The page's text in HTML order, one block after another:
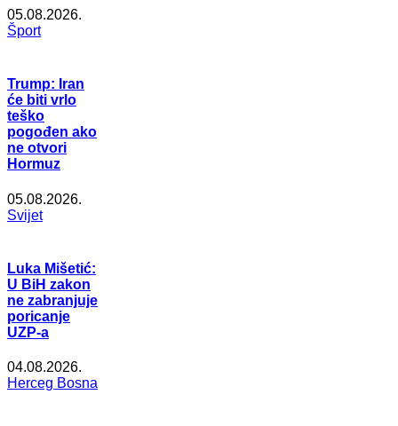
05.08.2026.
Šport
Trump: Iran
će biti vrlo
teško
pogođen ako
ne otvori
Hormuz
05.08.2026.
Svijet
Luka Mišetić:
U BiH zakon
ne zabranjuje
poricanje
UZP-a
04.08.2026.
Herceg Bosna